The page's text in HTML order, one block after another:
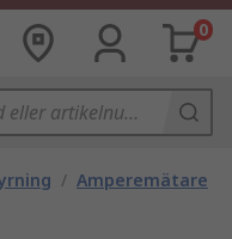
0
/ Amperemätare